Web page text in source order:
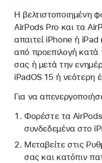
Η βελτιστοποιημένη
AirPods Pro και τα
απαιτεί iPhone ή iPad
από προεπιλογή κατά
σας ή μετά την
iPadOS 15 ή νεότερη
Για να
Φορέστε τα AirPods
συνδεδεμένα στο
Μεταβείτε στις
σας και κατόπιν